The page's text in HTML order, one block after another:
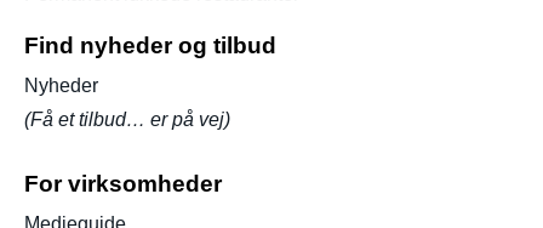
Find nyheder og tilbud
Nyheder
(Få et tilbud… er på vej)
For virksomheder
Medieguide